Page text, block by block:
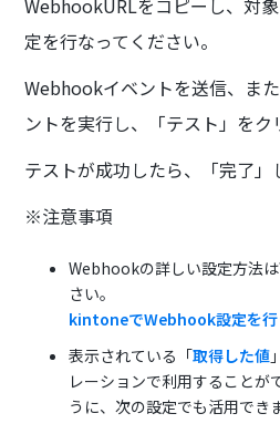
定を行なってください。
Webhookイベントを送信、ま
ントを実行し、「テスト」をク
テストが成功したら、「完了」
※注意事項
Webhookの詳しい設定方法
さい。
kintoneでWebhook設定を行
表示されている「取得した値
レーションで利用することが
うに、次の設定でも活用でき